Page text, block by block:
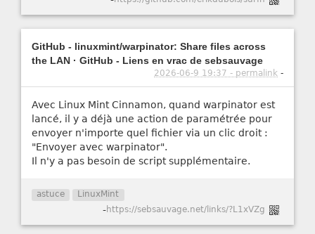
GitHub - linuxmint/warpinator: Share files across
the LAN · GitHub - Liens en vrac de sebsauvage
2026-06-9 19:37 - permalink -
Avec Linux Mint Cinnamon, quand warpinator est
lancé, il y a déjà une action de paramétrée pour
envoyer n'importe quel fichier via un clic droit :
"Envoyer avec warpinator".
Il n'y a pas besoin de script supplémentaire.
astuce LinuxMint
-https://sebsauvage.net/links/?L1xVZg